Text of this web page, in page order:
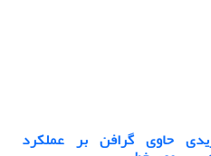
حاوی گرافن بر عملکرد